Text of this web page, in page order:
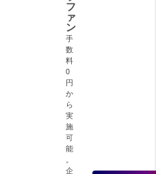
フ
ァ
ン
手
数
料
0
円
か
ら
実
施
可
能
企